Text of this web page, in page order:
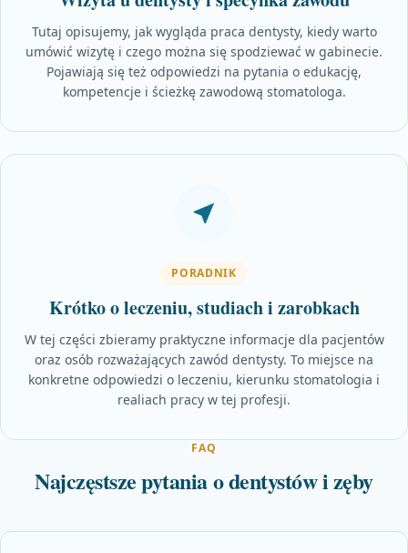
Tutaj opisujemy, jak wygląda praca dentysty, kiedy warto
umówić wizytę i czego można się spodziewać w gabinecie.
Pojawiają się też odpowiedzi na pytania o edukację,
kompetencje i ścieżkę zawodową stomatologa.
PORADNIK
Krótko o leczeniu, studiach i zarobkach
W tej części zbieramy praktyczne informacje dla pacjentów
oraz osób rozważających zawód dentysty. To miejsce na
konkretne odpowiedzi o leczeniu, kierunku stomatologia i
realiach pracy w tej profesji.
FAQ
Najczęstsze pytania o dentystów i zęby